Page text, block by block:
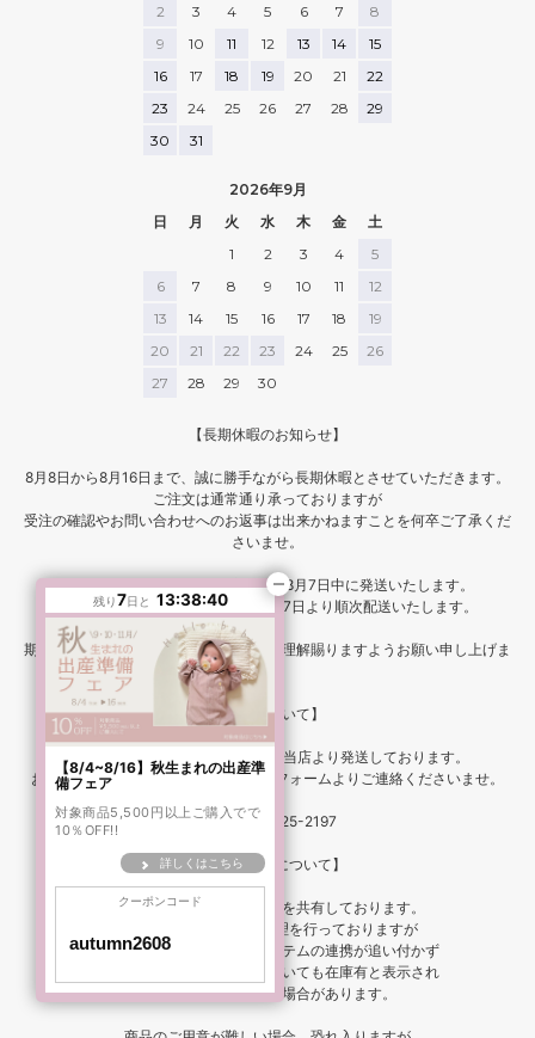
📍 愛知発┊物語の舞台
になる穴場スポット紹介
✼••┈┈┈┈••✼••┈┈┈┈••✼
#日本製ベビー服pupo #pupo8th
༶ ༶ ༶ ༶ ༶ ༶ ༶ ༶ ༶ ༶ ༶ ༶ ༶ ༶ ༶ ༶ ༶ ༶
༶ ༶ ༶ ༶ ༶ ༶ ༶ ༶ ༶ ༶ ༶ ༶ ༶ ༶ ༶ ༶ ༶ ༶
#pupo8thアンバサダー #pupo #
日本製 #スタイ #出産祝い
是非checkしてみてね𖤣𖥧𖥣𖡡𖥧𖤣
赤ちゃんのいる生活令和7年ベビ
#pupoコーデ #楽天市場
2
3 4 5 6 7
8
9
10 11 12 13 14
15
16
17 18 19 20 21
22
23
24 25 26 27 28
29
30
31
2026年9月
日
月 火 水 木 金
土
1
2 3 4
5
6
7 8 9 10 11
12
13
14 15 16 17 18
19
20
21 22 23 24 25
26
27
28 29 30
【長期休暇のお知らせ】
8月8日から8月16日まで、誠に勝手ながら長期休暇とさせていただきます。
ご注文は通常通り承っておりますが
受注の確認やお問い合わせへのお返事は出来かねますことを何卒ご了承くだ
さいませ。
8月6日23時59分までのご注文は、8月7日中に発送いたします。
それ以降のご注文は、令和8年8月17日より順次配送いたします。
期間中はご迷惑をお掛け致しますが、ご理解賜りますようお願い申し上げま
す。
【発送について】
通常は、ご注文より1～2営業日で当店より発送しております。
お急ぎのお客様はお電話または問合せフォームよりご連絡くださいませ。
TEL：06-6725-2197
【商品の在庫について】
当店は、複数の店舗と在庫を共有しております。
在庫管理には厳重なる管理を行っておりますが
ご注文が集中した場合、システムの連携が追い付かず
まれに完売しているものについても在庫有と表示され
購入可能となっている場合があります。
残り7日と 13:38:38
【8/4~8/16】秋生まれの出産準
備フェア
対象商品5,500円以上ご購入でで
10％OFF!!
詳しくはこちら
クーポンコード